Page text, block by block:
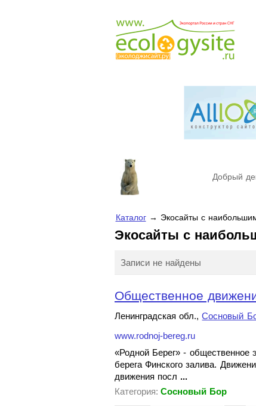
Добрый
Каталог→ Экосайты с
Экосайты с
Записи не найдены
Общественное
Ленинградская обл.,Сосновый
www.rodnoj-bereg.ru
«Родной Берег» - общественное
берега Финского залива.
движения посл ...
Категория: Сосновый Бор